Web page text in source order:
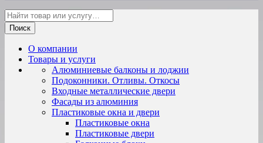
Поиск
О компании
Товары и услуги
Алюминиевые балконы и лоджии
Подоконники. Отливы. Откосы
Входные металлические двери
Фасады из алюминия
Пластиковые окна и двери
Пластиковые окна
Пластиковые двери